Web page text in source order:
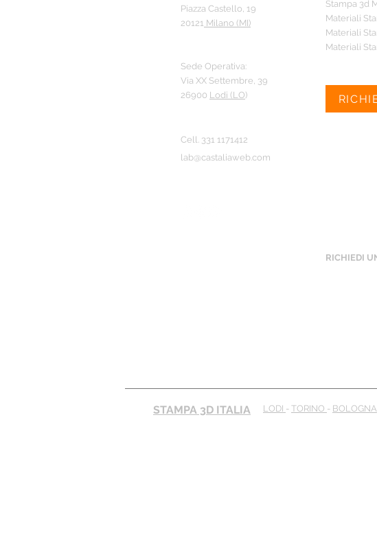
Piazza Castello, 19
20121 Milano (MI)
Sede Operativa:
Via XX Settembre, 39
26900 Lodi (LO)
Cell. 331 1171412
lab@castaliaweb.com
Stampa 3d
Materiali
Materiali
Materiali
RICHIEDI
STAMPA 3D ITALIA LODI - TORINO - BOLOGNA